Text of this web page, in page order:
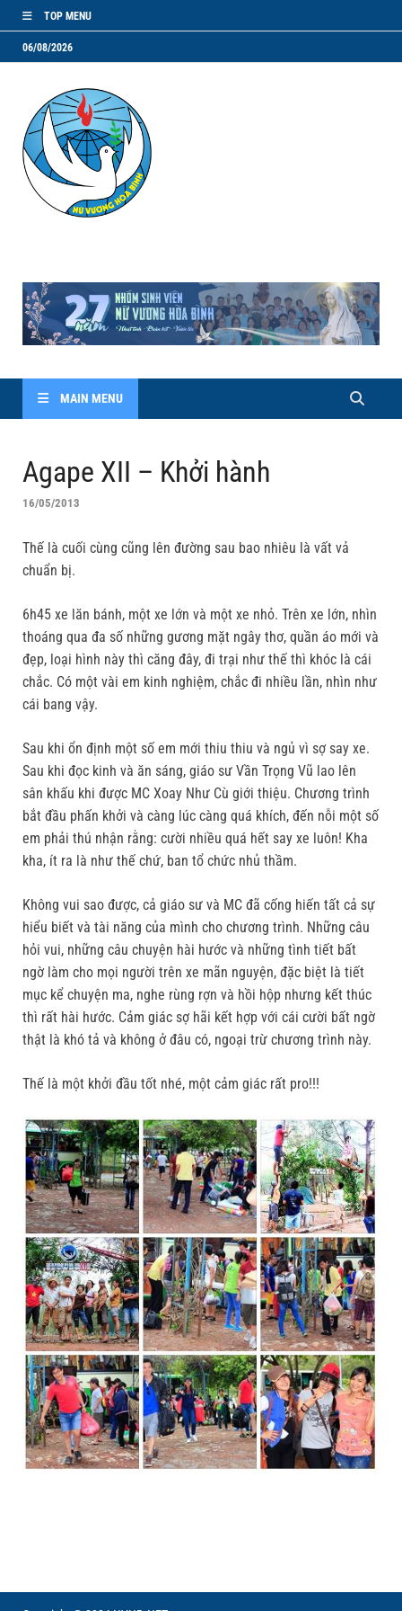
TOP MENU
06/08/2026
MAIN MENU
Agape XII – Khởi hành
16/05/2013
Thế là cuối cùng cũng lên đường sau bao nhiêu là vất vả
chuẩn bị.
6h45 xe lăn bánh, một xe lớn và một xe nhỏ. Trên xe lớn, nhìn
thoáng qua đa số những gương mặt ngây thơ, quần áo mới và
đẹp, loại hình này thì căng đây, đi trại như thế thì khóc là cái
chắc. Có một vài em kinh nghiệm, chắc đi nhiều lần, nhìn như
cái bang vậy.
Sau khi ổn định một số em mới thiu thiu và ngủ vì sợ say xe.
Sau khi đọc kinh và ăn sáng, giáo sư Vần Trọng Vũ lao lên
sân khấu khi được MC Xoay Như Cù giới thiệu. Chương trình
bắt đầu phấn khởi và càng lúc càng quá khích, đến nỗi một số
em phải thú nhận rằng: cười nhiều quá hết say xe luôn! Kha
kha, ít ra là như thế chứ, ban tổ chức nhủ thầm.
Không vui sao được, cả giáo sư và MC đã cống hiến tất cả sự
hiểu biết và tài năng của mình cho chương trình. Những câu
hỏi vui, những câu chuyện hài hước và những tình tiết bất
ngờ làm cho mọi người trên xe mãn nguyện, đặc biệt là tiết
mục kể chuyện ma, nghe rùng rợn và hồi hộp nhưng kết thúc
thì rất hài hước. Cảm giác sợ hãi kết hợp với cái cười bất ngờ
thật là khó tả và không ở đâu có, ngoại trừ chương trình này.
Thế là một khởi đầu tốt nhé, một cảm giác rất pro!!!